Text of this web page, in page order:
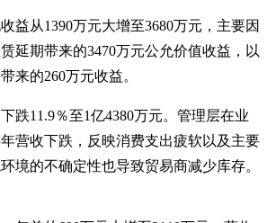
益从1390万元大增至3680万元，主要因
延期带来的3470万元公允价值收益，以
来的260万元收益。
跌11.9％至1亿4380万元。管理层在业
营收下跌，反映消费支出疲软以及主要
境的不确定性也导致贸易商减少库存。